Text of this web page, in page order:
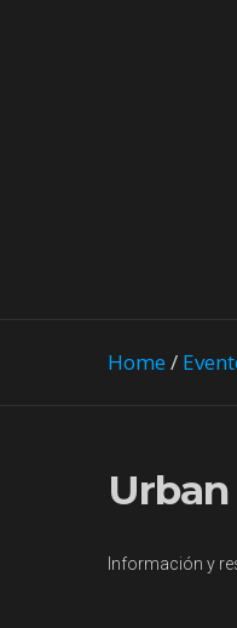
Home/
Urban
Información y